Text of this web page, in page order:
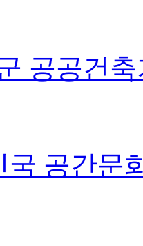
공공건
국 공간문